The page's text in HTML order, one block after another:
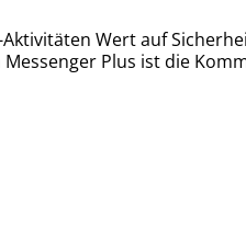
Wert auf
Plus ist die